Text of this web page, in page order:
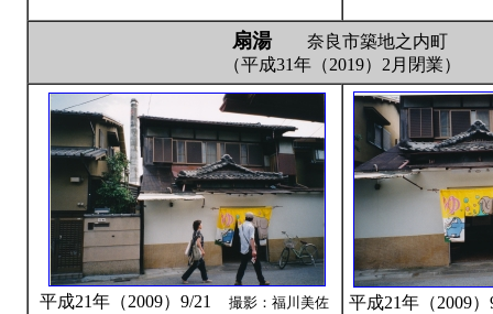
扇湯奈良市築地之内町
（平成31年（2019）2月閉業）
平成21年（2009）9/21撮影：福川美佐
平成21年（2009